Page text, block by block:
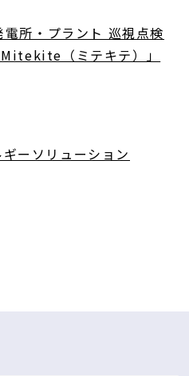
所・プラント 巡視点検
（ミテキテ）」
ーソリューション